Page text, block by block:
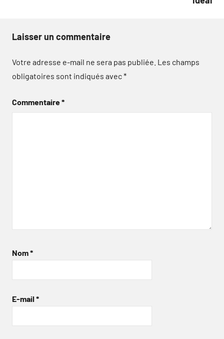
Laisser un commentaire
Votre adresse e-mail ne sera pas publiée. Les champs
obligatoires sont indiqués avec*
Commentaire*
Nom*
E-mail *